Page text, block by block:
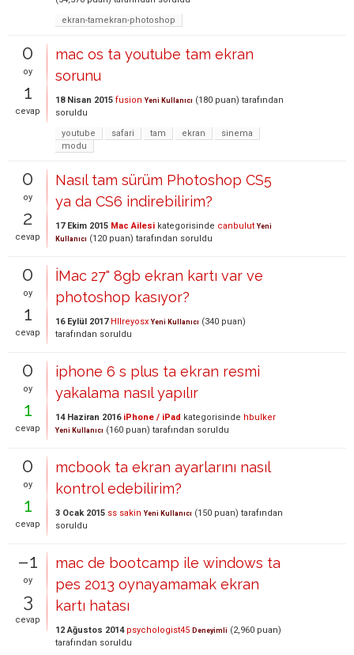
ekran-tamekran-photoshop
0
oy
1
cevap
mac os ta youtube tam ekran
sorunu
18 Nisan 2015 fusion Yeni Kullanıcı (180 puan) tarafından
soruldu
youtube
safari tam ekran
sinema
modu
0
oy
2
cevap
Nasıl tam sürüm Photoshop CS5
ya da CS6 indirebilirim?
17 Ekim 2015 Mac Ailesi kategorisinde canbulut Yeni
Kullanıcı (120 puan) tarafından soruldu
0
oy
1
cevap
İMac 27" 8gb ekran kartı var ve
photoshop kasıyor?
16 Eylül 2017 Hllreyosx Yeni Kullanıcı (340 puan)
tarafından soruldu
0
oy
1
cevap
iphone 6 s plus ta ekran resmi
yakalama nasıl yapılır
14 Haziran 2016 iPhone / iPad kategorisinde hbulker
Yeni Kullanıcı (160 puan) tarafından soruldu
0
oy
1
cevap
mcbook ta ekran ayarlarını nasıl
kontrol edebilirim?
3 Ocak 2015 ss sakin Yeni Kullanıcı (150 puan) tarafından
soruldu
–1
oy
3
cevap
mac de bootcamp ile windows ta
pes 2013 oynayamamak ekran
kartı hatası
12 Ağustos 2014 psychologist45 Deneyimli (2,960 puan)
tarafından soruldu